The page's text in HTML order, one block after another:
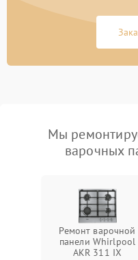
Мы
варочных
Ремонт варочной
панели Whirlpool
AKR 311 IX